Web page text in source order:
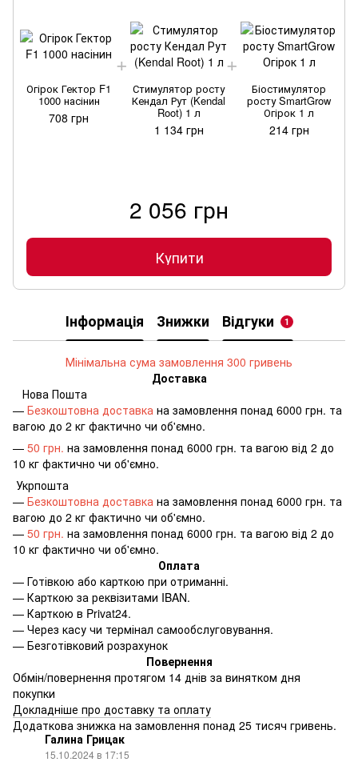
Огірок Гектор F1
1000 насінин
708 грн
Стимулятор росту
Кендал Рут (Kendal
Root) 1 л
1 134 грн
Біостимулятор
росту SmartGrow
Огірок 1 л
214 грн
2 056 грн
Купити
Інформація Знижки Відгуки 1
Мінімальна сума замовлення 300 гривень
Доставка
Нова Пошта
— Безкоштовна доставка на замовлення понад 6000 грн. та
вагою до 2 кг фактично чи об'ємно.
— 50 грн. на замовлення понад 6000 грн. та вагою від 2 до
10 кг фактично чи об'ємно.
Укрпошта
— Безкоштовна доставка на замовлення понад 6000 грн. та
вагою до 2 кг фактично чи об'ємно.
— 50 грн. на замовлення понад 6000 грн. та вагою від 2 до
10 кг фактично чи об'ємно.
Оплата
— Готівкою або карткою при отриманні.
— Карткою за реквізитами IBAN.
— Карткою в Privat24.
— Через касу чи термінал самообслуговування.
— Безготівковий розрахунок
Повернення
Обмін/повернення протягом 14 днів за винятком дня
покупки
Докладніше про доставку та оплату
Додаткова знижка на замовлення понад 25 тисяч гривень.
Галина Грицак
15.10.2024 в 17:15